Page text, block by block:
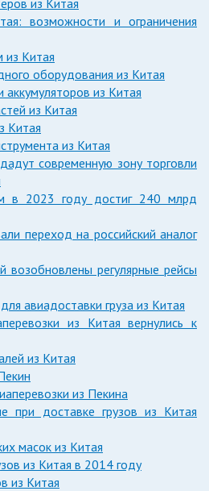
возможности и ограничения
из Китая
оборудования из Китая
из Китая
из Китая
Китая
из Китая
современную зону торговли
в 2023 году достиг 240 млрд
переход на российский аналог
возобновлены регулярные рейсы
авиадоставки груза из Китая
из Китая вернулись к
из Китая
из Пекина
при доставке грузов из Китая
масок из Китая
из Китая в 2014 году
из Китая